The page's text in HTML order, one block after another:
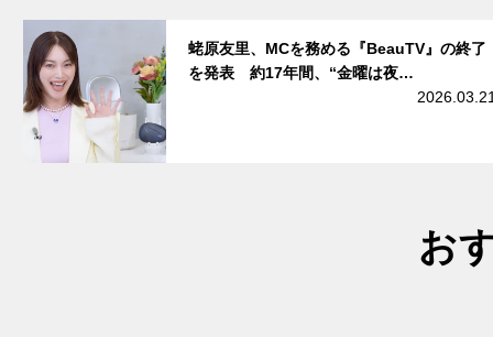
蛯原友里、MCを務める『BeauTV』の終了
を発表 約17年間、“金曜は夜…
お